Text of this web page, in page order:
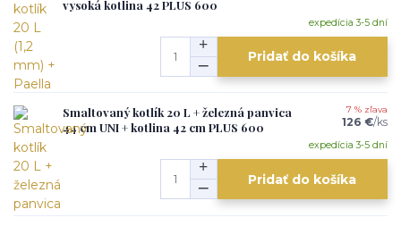
vysoká kotlina 42 PLUS 600
expedícia 3-5 dní
Pridať do košíka
Smaltovaný kotlík 20 L + železná panvica
44 cm UNI + kotlina 42 cm PLUS 600
7 % zľava
126 €/ks
expedícia 3-5 dní
Pridať do košíka